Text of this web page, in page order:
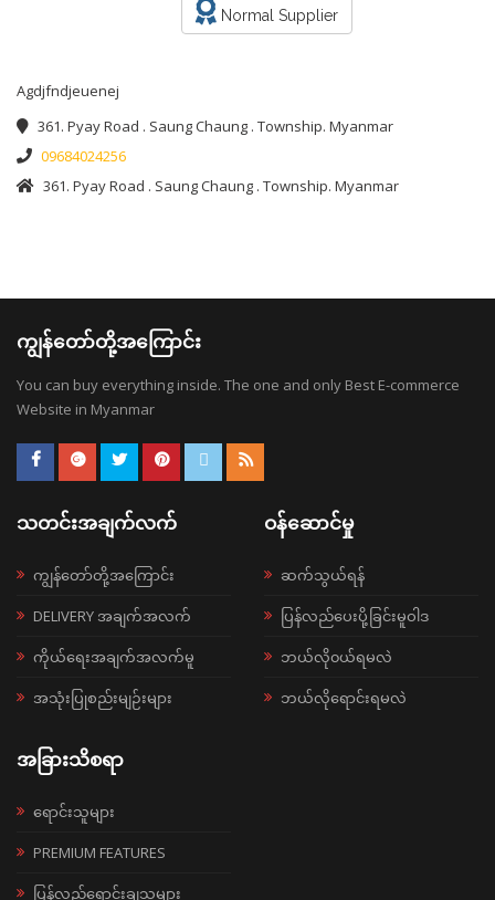
Normal Supplier
Agdjfndjeuenej
361. Pyay Road . Saung Chaung . Township. Myanmar
09684024256
361. Pyay Road . Saung Chaung . Township. Myanmar
ကျွန်တော်တို့အကြောင်း
You can buy everything inside. The one and only Best E-commerce
Website in Myanmar
သတင်းအချက်လက်
ကျွန်တော်တို့အကြောင်း
DELIVERY အချက်အလက်
ကိုယ်ရေးအချက်အလက်မူ
အသုံးပြုစည်းမျဉ်းများ
ဝန်ဆောင်မှု
ဆက်သွယ်ရန်
ပြန်လည်ပေးပို့ခြင်းမူဝါဒ
ဘယ်လို၀ယ်ရမလဲ
ဘယ်လိုရောင်းရမလဲ
အခြားသိစရာ
ရောင်းသူများ
PREMIUM FEATURES
ပြန်လည်ရောင်းချသူများ